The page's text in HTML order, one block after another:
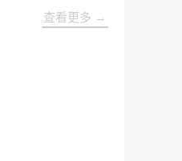
查看更多 →